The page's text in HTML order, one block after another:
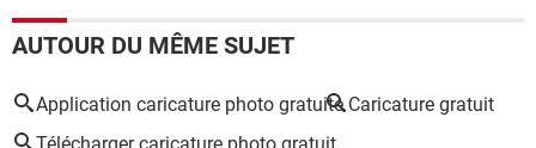
AUTOUR DU MÊME SUJET
Application caricature photo gratuite Caricature gratuit